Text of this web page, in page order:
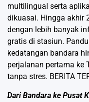
multilingual serta
dikuasai. Hingga akhir
dengan lebih banyak
gratis di stasiun.
kedatangan bandara
perjalanan pertama ke
tanpa stres. BERITA
Dari Bandara ke Pusat